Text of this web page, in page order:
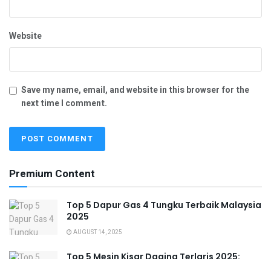
Website
Save my name, email, and website in this browser for the
next time I comment.
Premium Content
Top 5 Dapur Gas 4 Tungku Terbaik Malaysia
2025
AUGUST 14, 2025